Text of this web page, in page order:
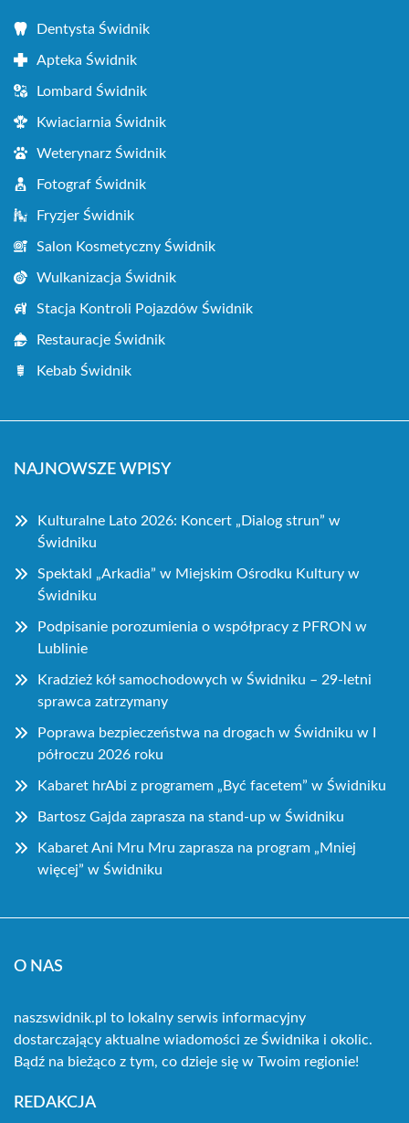
Dentysta Świdnik
Apteka Świdnik
Lombard Świdnik
Kwiaciarnia Świdnik
Weterynarz Świdnik
Fotograf Świdnik
Fryzjer Świdnik
Salon Kosmetyczny Świdnik
Wulkanizacja Świdnik
Stacja Kontroli Pojazdów Świdnik
Restauracje Świdnik
Kebab Świdnik
NAJNOWSZE WPISY
Kulturalne Lato 2026: Koncert „Dialog strun” w
Świdniku
Spektakl „Arkadia” w Miejskim Ośrodku Kultury w
Świdniku
Podpisanie porozumienia o współpracy z PFRON w
Lublinie
Kradzież kół samochodowych w Świdniku – 29-letni
sprawca zatrzymany
Poprawa bezpieczeństwa na drogach w Świdniku w I
półroczu 2026 roku
Kabaret hrAbi z programem „Być facetem” w Świdniku
Bartosz Gajda zaprasza na stand-up w Świdniku
Kabaret Ani Mru Mru zaprasza na program „Mniej
więcej” w Świdniku
O NAS
naszswidnik.pl to lokalny serwis informacyjny
dostarczający aktualne wiadomości ze Świdnika i okolic.
Bądź na bieżąco z tym, co dzieje się w Twoim regionie!
REDAKCJA